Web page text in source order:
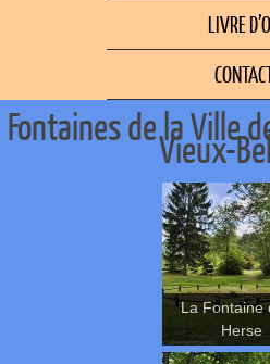
LIVRE
Fontaines de la Ville
Vieux-
La Fontaine
Herse